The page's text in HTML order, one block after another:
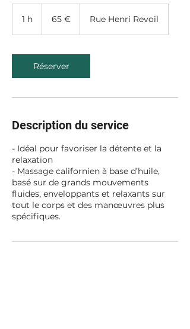
1 h 65 € Rue Henri Revoil
Réserver
Description du service
- Idéal pour favoriser la détente et la
relaxation
- Massage californien à base d’huile,
basé sur de grands mouvements
fluides, enveloppants et relaxants sur
tout le corps et des manœuvres plus
spécifiques.